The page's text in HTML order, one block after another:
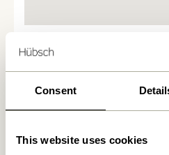
Consent
This website uses cookies
Wir haben